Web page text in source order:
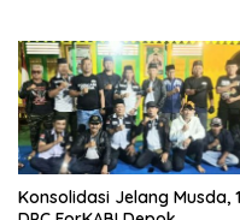
Konsolidasi Jelang Musda,